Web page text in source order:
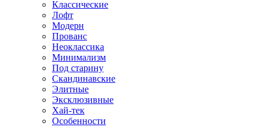
Классические
Лофт
Модерн
Прованс
Неоклассика
Минимализм
Под старину
Скандинавские
Элитные
Эксклюзивные
Хай-тек
Особенности